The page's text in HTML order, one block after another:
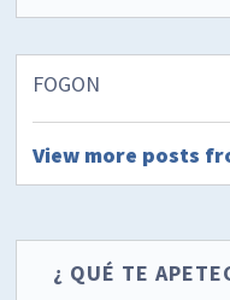
FOGON
View more posts
¿ QUÉ TE